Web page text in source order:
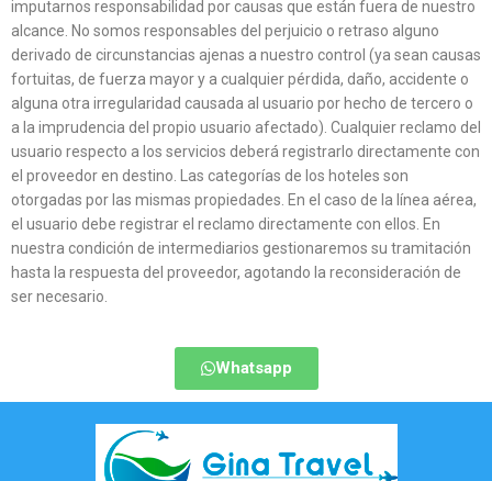
imputarnos responsabilidad por causas que están fuera de nuestro
alcance. No somos responsables del perjuicio o retraso alguno
derivado de circunstancias ajenas a nuestro control (ya sean causas
fortuitas, de fuerza mayor y a cualquier pérdida, daño, accidente o
alguna otra irregularidad causada al usuario por hecho de tercero o
a la imprudencia del propio usuario afectado). Cualquier reclamo del
usuario respecto a los servicios deberá registrarlo directamente con
el proveedor en destino. Las categorías de los hoteles son
otorgadas por las mismas propiedades. En el caso de la línea aérea,
el usuario debe registrar el reclamo directamente con ellos. En
nuestra condición de intermediarios gestionaremos su tramitación
hasta la respuesta del proveedor, agotando la reconsideración de
ser necesario.
Whatsapp